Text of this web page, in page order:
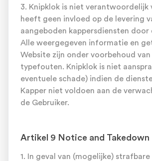
3. Knipklok is niet verantwoordelijk
heeft geen invloed op de levering
aangeboden kappersdiensten door
Alle weergegeven informatie en
Website zijn onder voorbehoud van
typefouten. Knipklok is niet
eventuele schade) indien de
Kapper niet voldoen aan de
de Gebruiker.
Artikel 9 Notice and Takedown
1. In geval van (mogelijke)